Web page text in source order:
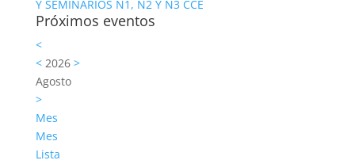
Y SEMINARIOS N1, N2 Y N3 CCE
Próximos eventos
<
<2026 >
Agosto
>
Mes
Mes
Lista